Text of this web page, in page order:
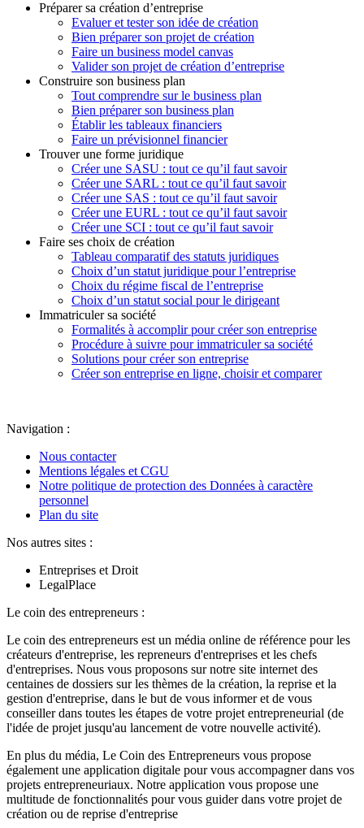
Préparer sa création d’entreprise
Evaluer et tester son idée de création
Bien préparer son projet de création
Faire un business model canvas
Valider son projet de création d’entreprise
Construire son business plan
Tout comprendre sur le business plan
Bien préparer son business plan
Établir les tableaux financiers
Faire un prévisionnel financier
Trouver une forme juridique
Créer une SASU : tout ce qu’il faut savoir
Créer une SARL : tout ce qu’il faut savoir
Créer une SAS : tout ce qu’il faut savoir
Créer une EURL : tout ce qu’il faut savoir
Créer une SCI : tout ce qu’il faut savoir
Faire ses choix de création
Tableau comparatif des statuts juridiques
Choix d’un statut juridique pour l’entreprise
Choix du régime fiscal de l’entreprise
Choix d’un statut social pour le dirigeant
Immatriculer sa société
Formalités à accomplir pour créer son entreprise
Procédure à suivre pour immatriculer sa société
Solutions pour créer son entreprise
Créer son entreprise en ligne, choisir et comparer
Navigation :
Nous contacter
Mentions légales et CGU
Notre politique de protection des Données à caractère
personnel
Plan du site
Nos autres sites :
Entreprises et Droit
LegalPlace
Le coin des entrepreneurs :
Le coin des entrepreneurs est un média online de référence pour les
créateurs d'entreprise, les repreneurs d'entreprises et les chefs
d'entreprises. Nous vous proposons sur notre site internet des
centaines de dossiers sur les thèmes de la création, la reprise et la
gestion d'entreprise, dans le but de vous informer et de vous
conseiller dans toutes les étapes de votre projet entrepreneurial (de
l'idée de projet jusqu'au lancement de votre nouvelle activité).
En plus du média, Le Coin des Entrepreneurs vous propose
également une application digitale pour vous accompagner dans vos
projets entrepreneuriaux. Notre application vous propose une
multitude de fonctionnalités pour vous guider dans votre projet de
création ou de reprise d'entreprise